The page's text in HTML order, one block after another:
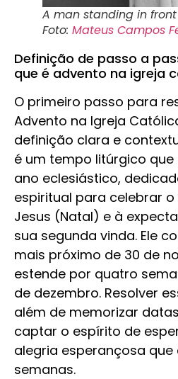
A man standing in
Foto: Mateus Campos
Definição de passo a
que é advento na igreja
O primeiro passo para
Advento na Igreja
definição clara e
é um tempo litúrgico
ano eclesiástico,
espiritual para celebrar
Jesus (Natal) e à
sua segunda vinda. Ele
mais próximo de 30 de
estende por quatro
de dezembro. Resolver
além de memorizar
captar o espírito de
alegria esperançosa
semanas.